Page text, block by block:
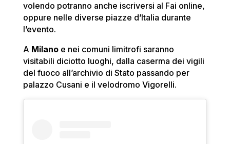
volendo potranno anche iscriversi al Fai online,
oppure nelle diverse piazze d’Italia durante
l’evento.
A Milanoe nei comuni limitrofi saranno
visitabili diciotto luoghi, dalla caserma dei vigili
del fuoco all’archivio di Stato passando per
palazzo Cusani e il velodromo Vigorelli.